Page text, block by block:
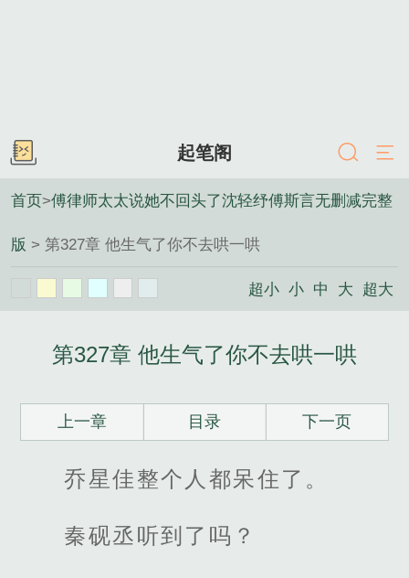
起笔阁
首页>傅律师太太说她不回头了沈轻纾傅斯言无删减完整
版 > 第327章 他生气了你不去哄一哄
超小 小 中 大 超大
第327章 他生气了你不去哄一哄
上一章 目录 下一页
乔星佳整个人都呆住了。
秦砚丞听到了吗？